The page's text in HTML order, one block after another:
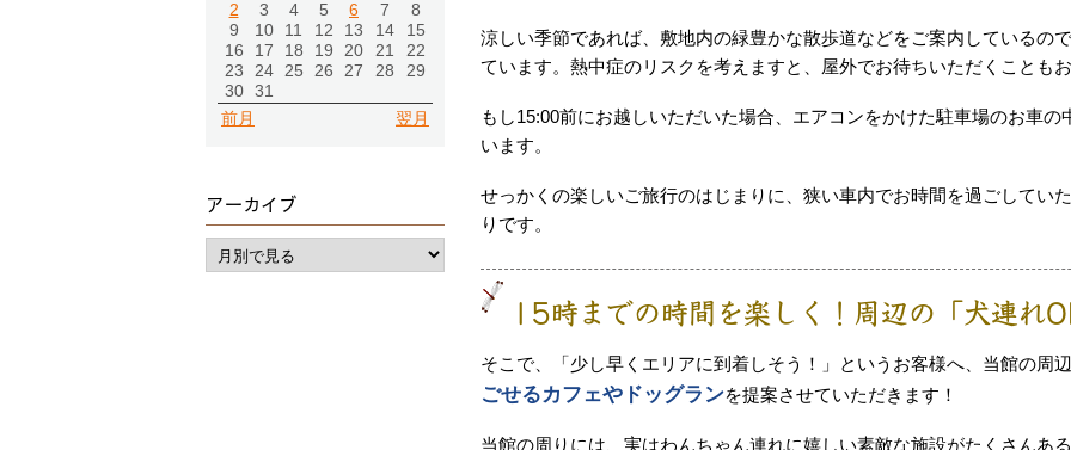
涼しい季節であれば、敷地内の緑豊かな散歩道などをご案内しているの
ています。熱中症のリスクを考えますと、屋外でお待ちいただくことも
もし15:00前にお越しいただいた場合、エアコンをかけた駐車場のお車
います。
せっかくの楽しいご旅行のはじまりに、狭い車内でお時間を過ごしてい
りです。
15時までの時間を楽しく！周辺の「犬連れ
そこで、「少し早くエリアに到着しそう！」というお客様へ、当館の周
ごせるカフェやドッグランを提案させていただきます！
当館の周りには、実はわんちゃん連れに嬉しい素敵な施設がたくさんあ
2
3 4 5 6 7
8
9
10 11 12 13 14
15
16
17 18 19 20 21
22
23
24 25 26 27 28
29
30
31
前月
翌月
アーカイブ